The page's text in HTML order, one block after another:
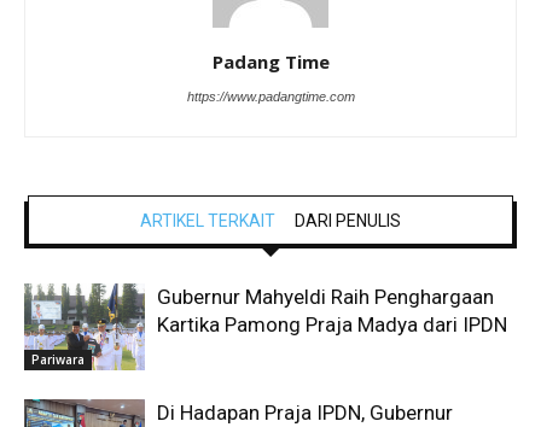
Padang Time
https://www.padangtime.com
ARTIKEL TERKAIT DARI PENULIS
Pariwara
Gubernur Mahyeldi Raih Penghargaan
Kartika Pamong Praja Madya dari IPDN
Di Hadapan Praja IPDN, Gubernur